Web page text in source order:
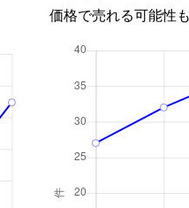
価格で売れる可能性